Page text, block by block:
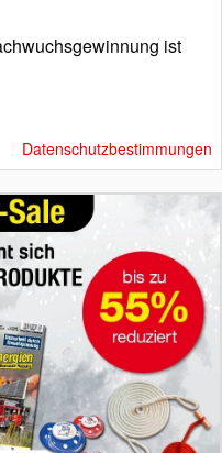
ist
Datenschutzbestimmungen